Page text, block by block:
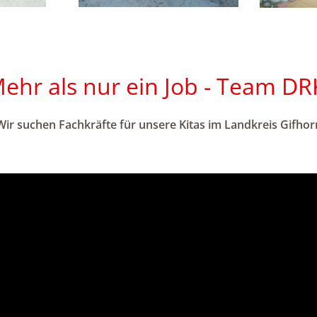
als nur ein Job - Team
suchen Fachkräfte für unsere Kitas im Landkreis